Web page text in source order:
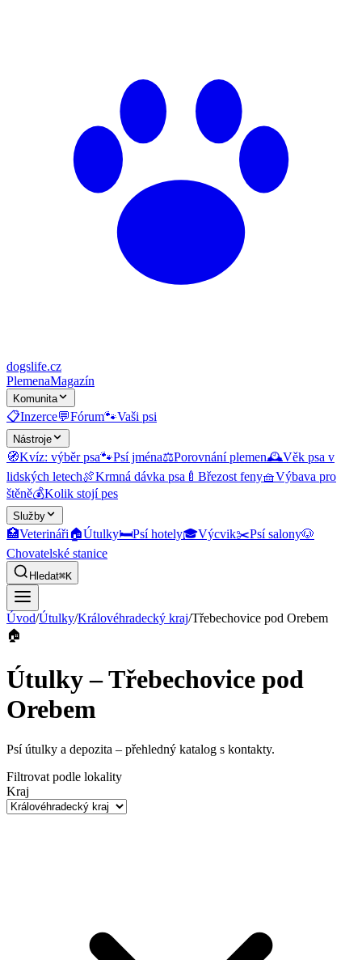
dogslife.cz
PlemenaMagazín
Komunita
📋Inzerce💬Fórum🐾Vaši psi
Nástroje
🧭Kvíz: výběr psa🐾Psí jména⚖️Porovnání plemen🕰️Věk psa v
lidských letech🍖Krmná dávka psa 🍼 Březost feny🧺Výbava pro
štěně💰Kolik stojí pes
Služby
🏥Veterináři🏠Útulky🛏️Psí hotely🎓Výcvik✂️Psí salony🐶
Chovatelské stanice
Hledat⌘K
Úvod/Útulky/Královéhradecký kraj/Třebechovice pod Orebem
🏠
Útulky – Třebechovice pod
Orebem
Psí útulky a depozita – přehledný katalog s kontakty.
Filtrovat podle lokality
Kraj